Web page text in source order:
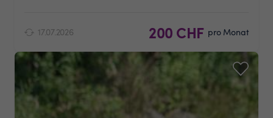
17.07.2026 200 CHF pro Monat